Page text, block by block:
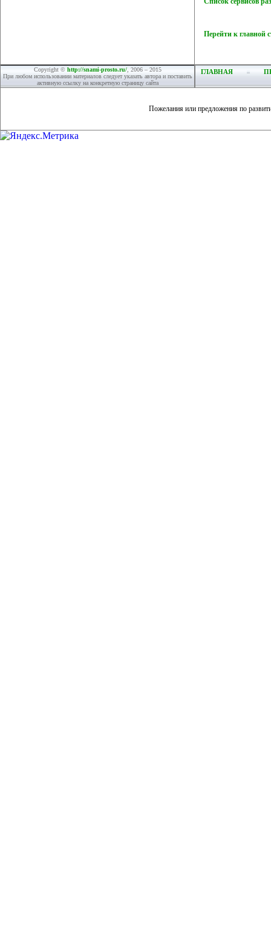
Перейти к главной
Copyright © http://snami-prosto.ru/, 2006 – 2015
При любом использовании материалов следует указать автора и поставить
активную ссылку на конкретную страницу сайта
ГЛАВНАЯ
Пожелания или предложения по